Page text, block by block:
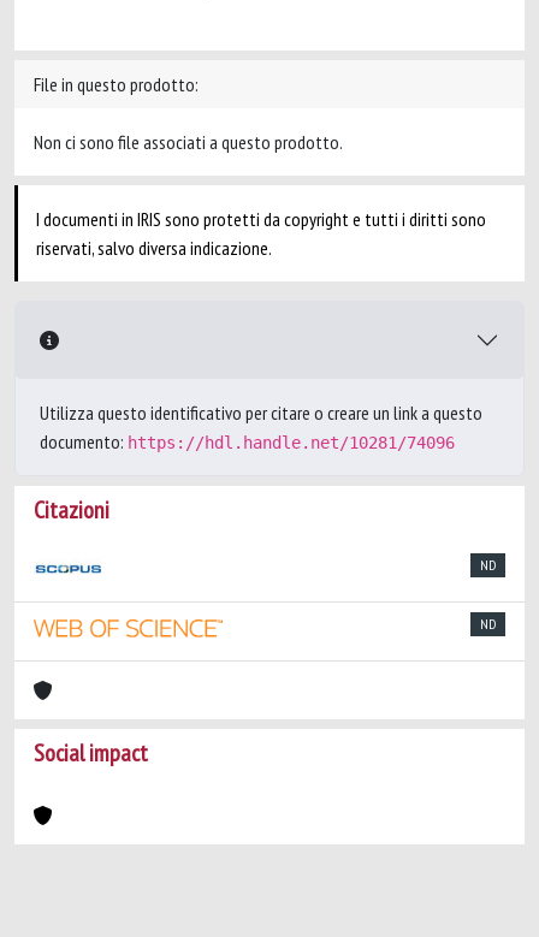
File in questo prodotto:
Non ci sono file associati a questo prodotto.
I documenti in IRIS sono protetti da copyright e tutti i diritti sono
riservati, salvo diversa indicazione.
Utilizza questo identificativo per citare o creare un link a questo
documento: https://hdl.handle.net/10281/74096
Citazioni
ND
ND
Social impact